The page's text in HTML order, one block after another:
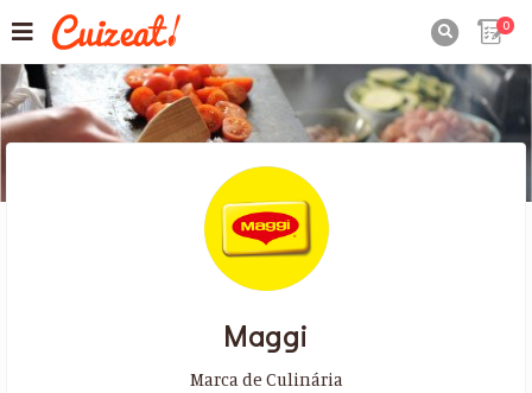
0
Maggi
Marca de Culinária